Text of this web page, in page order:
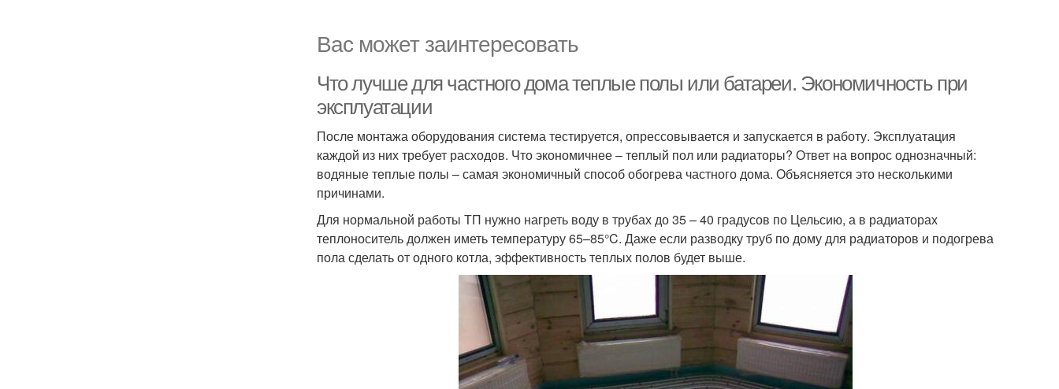
Вас может заинтересовать
Что лучше для частного дома теплые полы или батареи. Экономичность при
эксплуатации
После монтажа оборудования система тестируется, опрессовывается и запускается в работу. Эксплуатация
каждой из них требует расходов. Что экономичнее – теплый пол или радиаторы? Ответ на вопрос однозначный:
водяные теплые полы – самая экономичный способ обогрева частного дома. Объясняется это несколькими
причинами.
Для нормальной работы ТП нужно нагреть воду в трубах до 35 – 40 градусов по Цельсию, а в радиаторах
теплоноситель должен иметь температуру 65–85°C. Даже если разводку труб по дому для радиаторов и подогрева
пола сделать от одного котла, эффективность теплых полов будет выше.